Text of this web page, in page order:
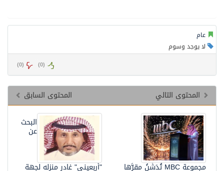
عام
لا يوجد وسوم
(
0
) (
0
)
المحتوى السابق
المحتوى التالي
البحث
عن
"أربعيني" غادر منزله لجهة مجموعة MBC تُدَشِّنُ مقرَّها